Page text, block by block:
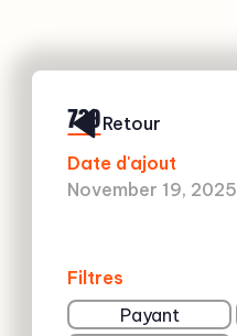
739
Date d'ajout
November 19, 2025
Filtres
Payant
Retour